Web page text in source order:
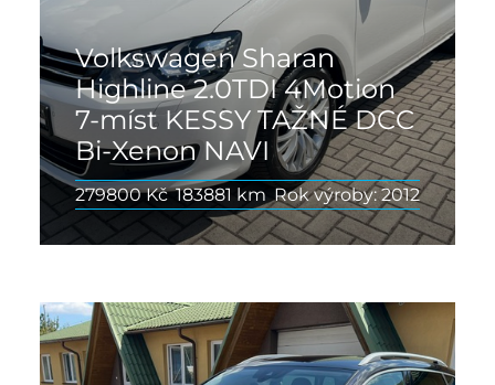
Volkswagen Sharan
Highline 2.0TDI 4Motion
7-míst KESSY TAŽNÉ DCC
Bi-Xenon NAVI
279800 Kč 183881 km Rok výroby: 2012